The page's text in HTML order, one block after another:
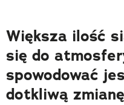
Większa ilość
się do
spowodować
dotkliwą